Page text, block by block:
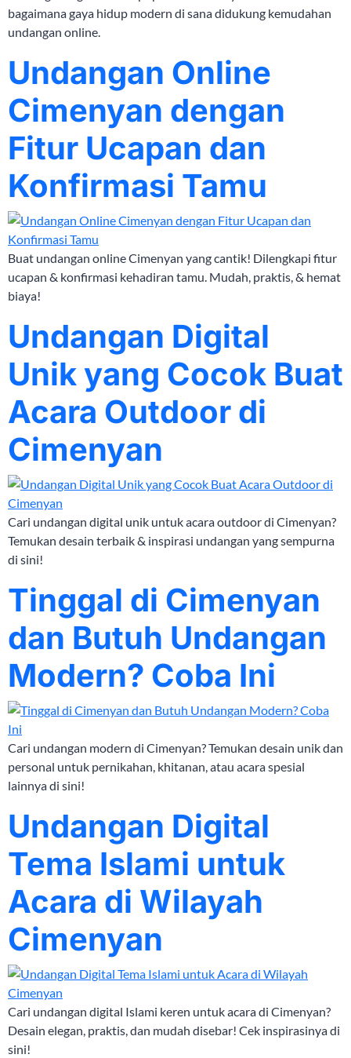
bagaimana gaya hidup modern di sana didukung kemudahan
undangan online.
Undangan Online
Cimenyan dengan
Fitur Ucapan dan
Konfirmasi Tamu
Buat undangan online Cimenyan yang cantik! Dilengkapi fitur
ucapan & konfirmasi kehadiran tamu. Mudah, praktis, & hemat
biaya!
Undangan Digital
Unik yang Cocok Buat
Acara Outdoor di
Cimenyan
Cari undangan digital unik untuk acara outdoor di Cimenyan?
Temukan desain terbaik & inspirasi undangan yang sempurna
di sini!
Tinggal di Cimenyan
dan Butuh Undangan
Modern? Coba Ini
Cari undangan modern di Cimenyan? Temukan desain unik dan
personal untuk pernikahan, khitanan, atau acara spesial
lainnya di sini!
Undangan Digital
Tema Islami untuk
Acara di Wilayah
Cimenyan
Cari undangan digital Islami keren untuk acara di Cimenyan?
Desain elegan, praktis, dan mudah disebar! Cek inspirasinya di
sini!